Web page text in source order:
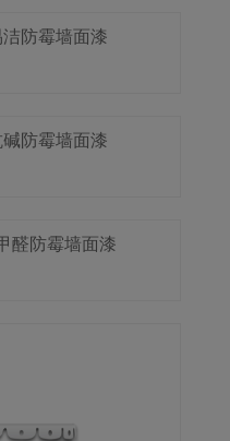
防霉墙面漆
防霉墙面漆
醛防霉墙面漆